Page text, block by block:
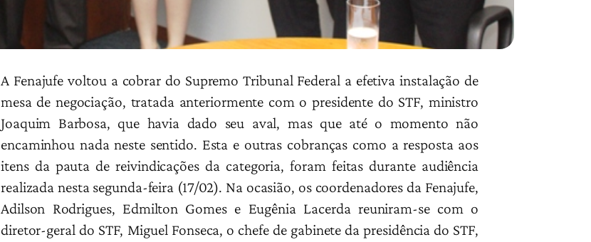
A Fenajufe voltou a cobrar do Supremo Tribunal Federal a efetiva instalação de
mesa de negociação, tratada anteriormente com o presidente do STF, ministro
Joaquim Barbosa, que havia dado seu aval, mas que até o momento não
encaminhou nada neste sentido. Esta e outras cobranças como a resposta aos
itens da pauta de reivindicações da categoria, foram feitas durante audiência
realizada nesta segunda-feira (17/02). Na ocasião, os coordenadores da Fenajufe,
Adilson Rodrigues, Edmilton Gomes e Eugênia Lacerda reuniram-se com o
diretor-geral do STF, Miguel Fonseca, o chefe de gabinete da presidência do STF,